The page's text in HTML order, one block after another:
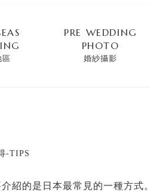
區
PRE WEDDING
PHOTO
婚紗攝影
-TIPS
紹的是日本最常見的一種方式。